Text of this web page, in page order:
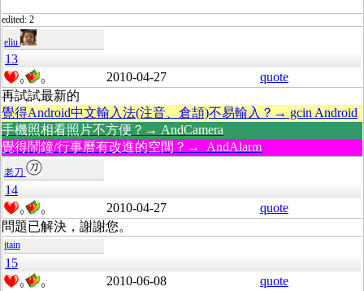
edited: 2
eliu
13
0 0 2010-04-27
quote
再試試最新的
覺得Android中文輸入法(注音、倉頡)不易輸入？→ gcin Android
手機照相看照片不方便？→ AndCamera
覺得鬧鐘/行事曆有改進的空間？→ AndAlarm
老刀
14
0 0 2010-04-27
quote
問題已解決，謝謝您。
jtain
15
0 0 2010-06-08
quote